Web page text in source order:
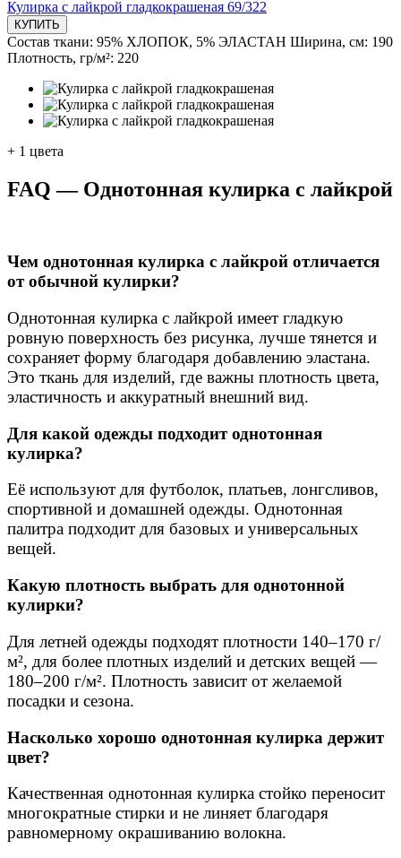
Кулирка с лайкрой гладкокрашеная 69/322
КУПИТЬ
Состав ткани: 95% ХЛОПОК, 5% ЭЛАСТАН Ширина, см: 190
Плотность, гр/м²: 220
+ 1 цвета
FAQ — Однотонная кулирка с лайкрой
Чем однотонная кулирка с лайкрой отличается
от обычной кулирки?
Однотонная кулирка с лайкрой имеет гладкую
ровную поверхность без рисунка, лучше тянется и
сохраняет форму благодаря добавлению эластана.
Это ткань для изделий, где важны плотность цвета,
эластичность и аккуратный внешний вид.
Для какой одежды подходит однотонная
кулирка?
Её используют для футболок, платьев, лонгсливов,
спортивной и домашней одежды. Однотонная
палитра подходит для базовых и универсальных
вещей.
Какую плотность выбрать для однотонной
кулирки?
Для летней одежды подходят плотности 140–170 г/
м², для более плотных изделий и детских вещей —
180–200 г/м². Плотность зависит от желаемой
посадки и сезона.
Насколько хорошо однотонная кулирка держит
цвет?
Качественная однотонная кулирка стойко переносит
многократные стирки и не линяет благодаря
равномерному окрашиванию волокна.